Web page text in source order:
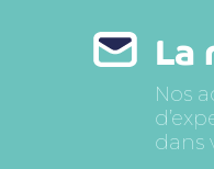
La
Nos
dans